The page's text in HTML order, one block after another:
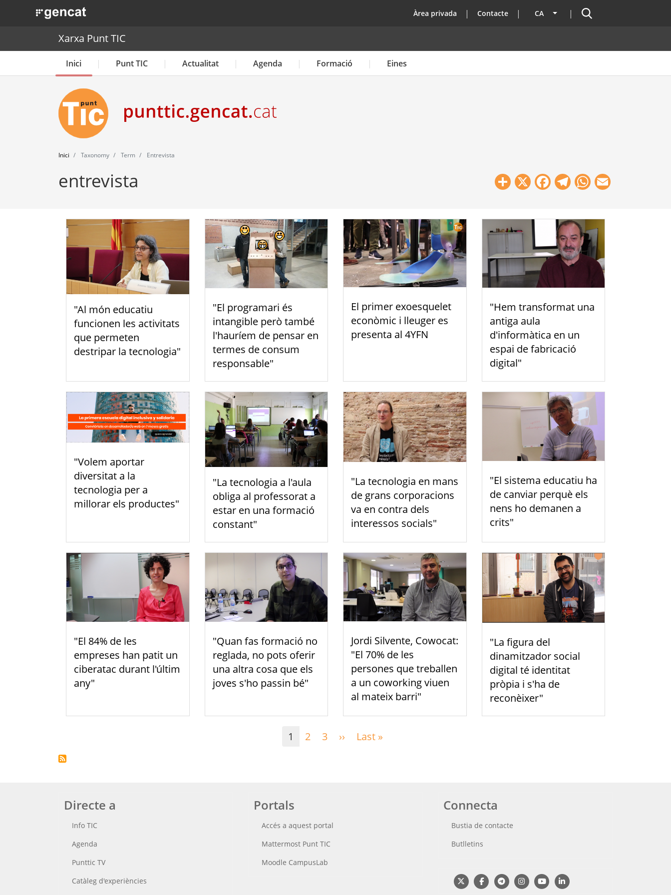
. Obre en una nova finestra. top
Àrea privada Contacte CA Llista les accions addicionals
Cercador
Xarxa Punt TIC
Inici Punt TIC Actualitat Agenda Formació Eines
Inici Taxonomy Term Entrevista
entrevista Share
X Facebook
Telegram
WhatsApp
"Al món educatiu
funcionen les activitats
que permeten
destripar la tecnologia"
"El programari és
intangible però també
l'hauríem de pensar en
termes de consum
responsable"
El primer exoesquelet
econòmic i lleuger es
presenta al 4YFN
"Hem transformat una
antiga aula
d'informàtica en un
espai de fabricació
digital"
"Volem aportar
diversitat a la
tecnologia per a
millorar els productes"
"La tecnologia a l'aula
obliga al professorat a
estar en una formació
constant"
"La tecnologia en mans
de grans corporacions
va en contra dels
interessos socials"
"El sistema educatiu ha
de canviar perquè els
nens ho demanen a
crits"
"El 84% de les
empreses han patit un
ciberatac durant l'últim
any"
"Quan fas formació no
reglada, no pots oferir
una altra cosa que els
joves s'ho passin bé"
Jordi Silvente, Cowocat:
"El 70% de les
persones que treballen
a un coworking viuen
al mateix barri"
"La figura del
dinamitzador social
digital té identitat
pròpia i s'ha de
reconèixer"
1 2 3 ›› Pàgina
Last »
Directe a
Info TIC
Agenda
Punttic TV
Catàleg d'experiències
Portals
Accés a aquest portal
Mattermost Punt TIC
Moodle CampusLab
Connecta
Bustia de contacte
Butlletins